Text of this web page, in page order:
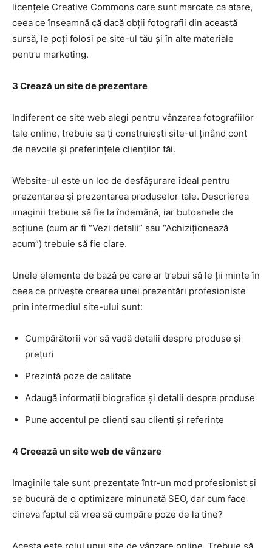
licențele Creative Commons care sunt marcate ca atare,
ceea ce înseamnă că dacă obții fotografii din această
sursă, le poți folosi pe site-ul tău și în alte materiale
pentru marketing.
3 Crează un site de prezentare
Indiferent ce site web alegi pentru vânzarea fotografiilor
tale online, trebuie sa ți construiești site-ul ținând cont
de nevoile și preferințele clienților tăi.
Website-ul este un loc de desfășurare ideal pentru
prezentarea și prezentarea produselor tale. Descrierea
imaginii trebuie să fie la îndemână, iar butoanele de
acțiune (cum ar fi “Vezi detalii” sau “Achiziționează
acum”) trebuie să fie clare.
Unele elemente de bază pe care ar trebui să le ții minte în
ceea ce privește crearea unei prezentări profesioniste
prin intermediul site-ului sunt:
Cumpărătorii vor să vadă detalii despre produse și
prețuri
Prezintă poze de calitate
Adaugă informații biografice și detalii despre produse
Pune accentul pe clienți sau clienti și referințe
4 Creează un site web de vânzare
Imaginile tale sunt prezentate într-un mod profesionist și
se bucură de o optimizare minunată SEO, dar cum face
cineva faptul că vrea să cumpăre poze de la tine?